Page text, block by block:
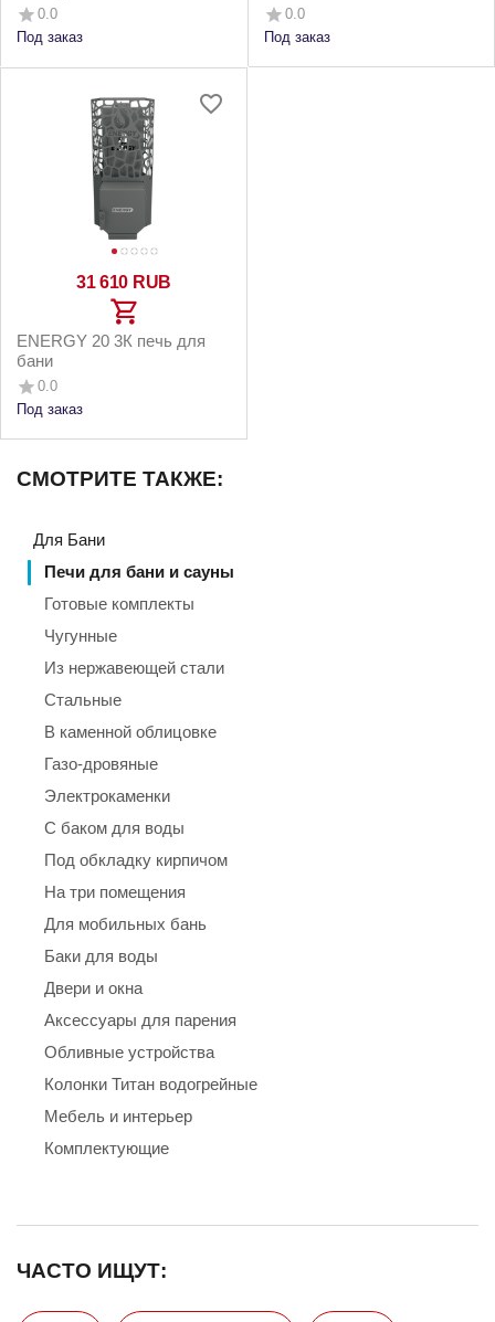
0.0
Под заказ
0.0
Под заказ
31 610 RUB
ENERGY 20 3К печь для
бани
0.0
Под заказ
СМОТРИТЕ ТАКЖЕ:
Для Бани
Печи для бани и сауны
Готовые комплекты
Чугунные
Из нержавеющей стали
Стальные
В каменной облицовке
Газо-дровяные
Электрокаменки
С баком для воды
Под обкладку кирпичом
На три помещения
Для мобильных бань
Баки для воды
Двери и окна
Аксессуары для парения
Обливные устройства
Колонки Титан водогрейные
Мебель и интерьер
Комплектующие
ЧАСТО ИЩУТ: